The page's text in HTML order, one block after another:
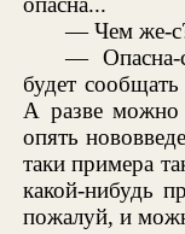
— Чем же-
— Опасна-
будет
А разве
опять
таки примера
какой-нибудь
пожалуй, и